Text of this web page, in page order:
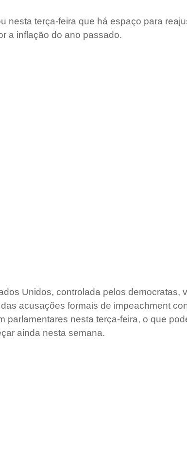
nesta terça-feira que há espaço para
a inflação do ano passado.
Unidos, controlada pelos democratas,
acusações formais de impeachment
parlamentares nesta terça-feira, o que
ainda nesta semana.